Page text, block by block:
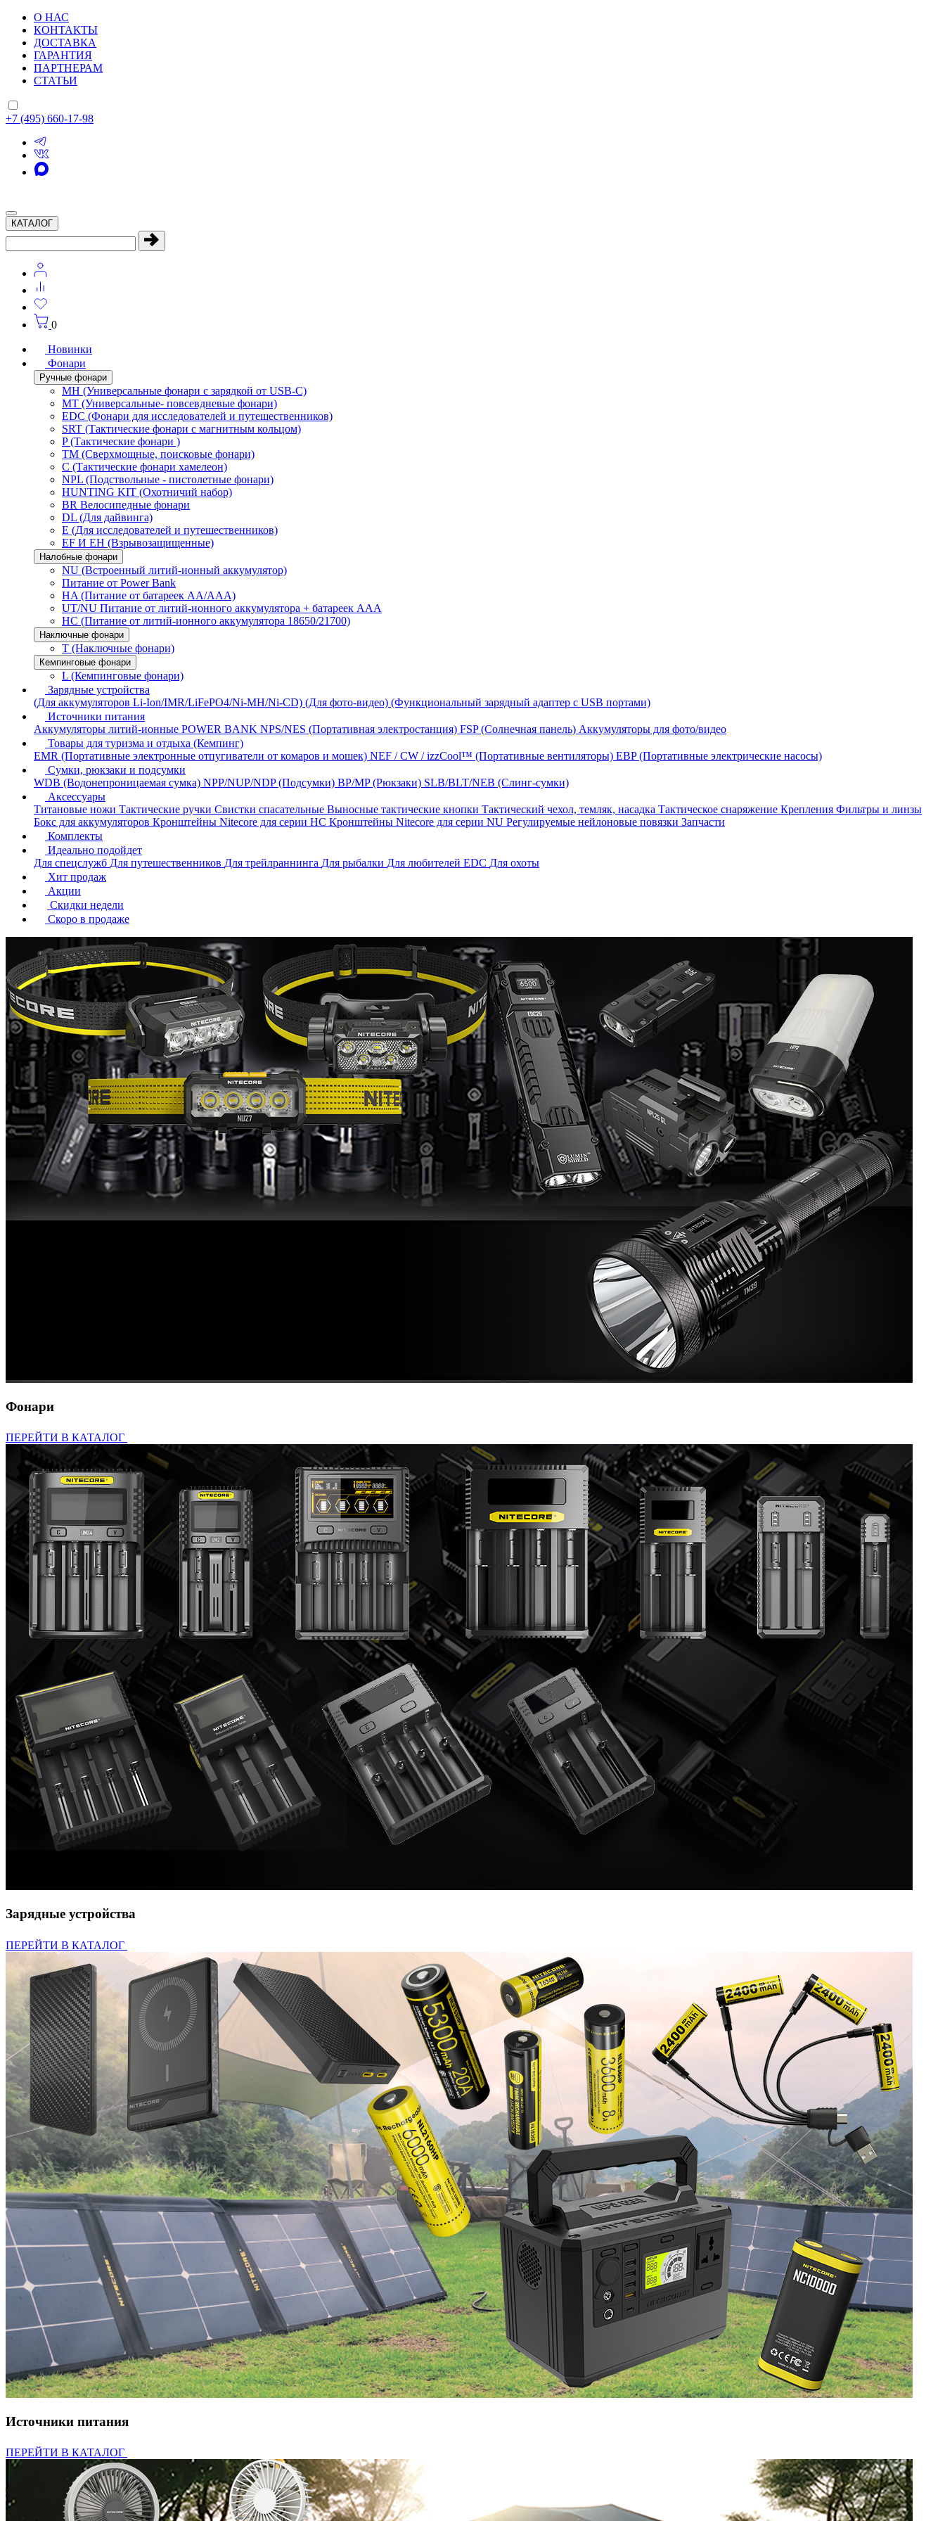
О НАС
КОНТАКТЫ
ДОСТАВКА
ГАРАНТИЯ
ПАРТНЕРАМ
СТАТЬИ
+7 (495) 660-17-98
КАТАЛОГ
0
Новинки
Фонари
Ручные фонари
MH (Универсальные фонари с зарядкой от USB-C)
MT (Универсальные- повсевдневые фонари)
EDC (Фонари для исследователей и путешественников)
SRT (Тактические фонари с магнитным кольцом)
P (Тактические фонари )
TM (Сверхмощные, поисковые фонари)
C (Тактические фонари хамелеон)
NPL (Подствольные - пистолетные фонари)
HUNTING KIT (Охотничий набор)
BR Велосипедные фонари
DL (Для дайвинга)
E (Для исследователей и путешественников)
EF И EH (Взрывозащищенные)
Налобные фонари
NU (Встроенный литий-ионный аккумулятор)
Питание от Power Bank
HA (Питание от батареек AA/AAA)
UT/NU Питание от литий-ионного аккумулятора + батареек AAA
HC (Питание от литий-ионного аккумулятора 18650/21700)
Наключные фонари
T (Наключные фонари)
Кемпинговые фонари
L (Кемпинговые фонари)
Зарядные устройства
(Для аккумуляторов Li-Ion/IMR/LiFePO4/Ni-MH/Ni-CD) (Для фото-видео) (Функциональный зарядный адаптер с USB портами)
Источники питания
Аккумуляторы литий-ионные POWER BANK NPS/NES (Портативная электростанция) FSP (Солнечная панель) Аккумуляторы для фото/видео
Товары для туризма и отдыха (Кемпинг)
EMR (Портативные электронные отпугиватели от комаров и мошек) NEF / CW / izzCool™ (Портативные вентиляторы) EBP (Портативные электрические насосы)
Сумки, рюкзаки и подсумки
WDB (Водонепроницаемая сумка) NPP/NUP/NDP (Подсумки) BP/MP (Рюкзаки) SLB/BLT/NEB (Слинг-сумки)
Аксессуары
Титановые ножи Тактические ручки Свистки спасательные Выносные тактические кнопки Тактический чехол, темляк, насадка Тактическое снаряжение Крепления Фильтры и линзы
Бокс для аккумуляторов Кронштейны Nitecore для серии HС Кронштейны Nitecore для серии NU Регулируемые нейлоновые повязки Запчасти
Комплекты
Идеально подойдет
Для спецслужб Для путешественников Для трейлраннинга Для рыбалки Для любителей EDC Для охоты
Хит продаж
Акции
Скидки недели
Скоро в продаже
Фонари
ПЕРЕЙТИ В КАТАЛОГ
Зарядные устройства
ПЕРЕЙТИ В КАТАЛОГ
Источники питания
ПЕРЕЙТИ В КАТАЛОГ